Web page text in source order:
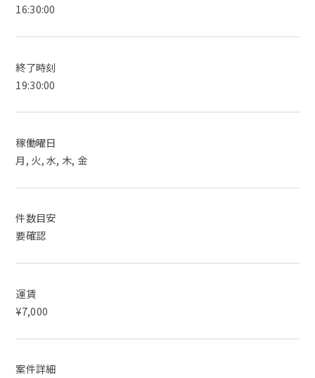
16:30:00
終了時刻
19:30:00
稼働曜日
月, 火, 水, 木, 金
件数目安
要確認
運賃
¥7,000
案件詳細